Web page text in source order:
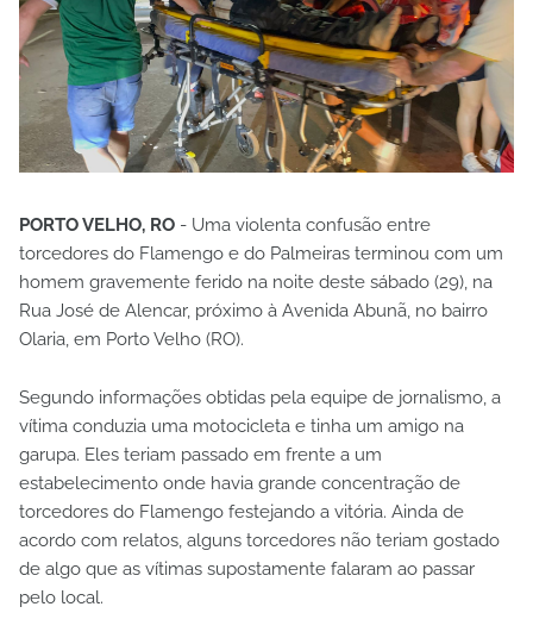
PORTO VELHO, RO - Uma violenta confusão entre
torcedores do Flamengo e do Palmeiras terminou com um
homem gravemente ferido na noite deste sábado (29), na
Rua José de Alencar, próximo à Avenida Abunã, no bairro
Olaria, em Porto Velho (RO).
Segundo informações obtidas pela equipe de jornalismo, a
vítima conduzia uma motocicleta e tinha um amigo na
garupa. Eles teriam passado em frente a um
estabelecimento onde havia grande concentração de
torcedores do Flamengo festejando a vitória. Ainda de
acordo com relatos, alguns torcedores não teriam gostado
de algo que as vítimas supostamente falaram ao passar
pelo local.